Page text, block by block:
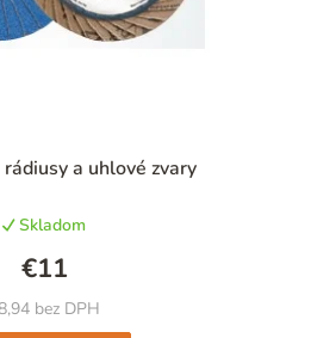
a uhlové zvary
hodnotenie
je
5,0
z
5
Skladom
bez DPH
€11